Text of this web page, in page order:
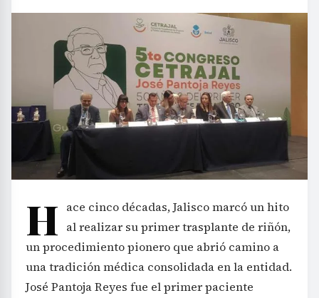
H ace cinco décadas, Jalisco marcó un hito
al realizar su primer trasplante de riñón,
un procedimiento pionero que abrió camino a
una tradición médica consolidada en la entidad.
José Pantoja Reyes fue el primer paciente